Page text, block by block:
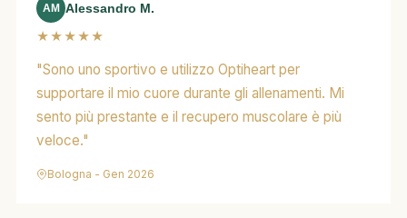
AM Alessandro M.
★★★★★
"Sono uno sportivo e utilizzo Optiheart per
supportare il mio cuore durante gli allenamenti. Mi
sento più prestante e il recupero muscolare è più
veloce."
Bologna - Gen 2026